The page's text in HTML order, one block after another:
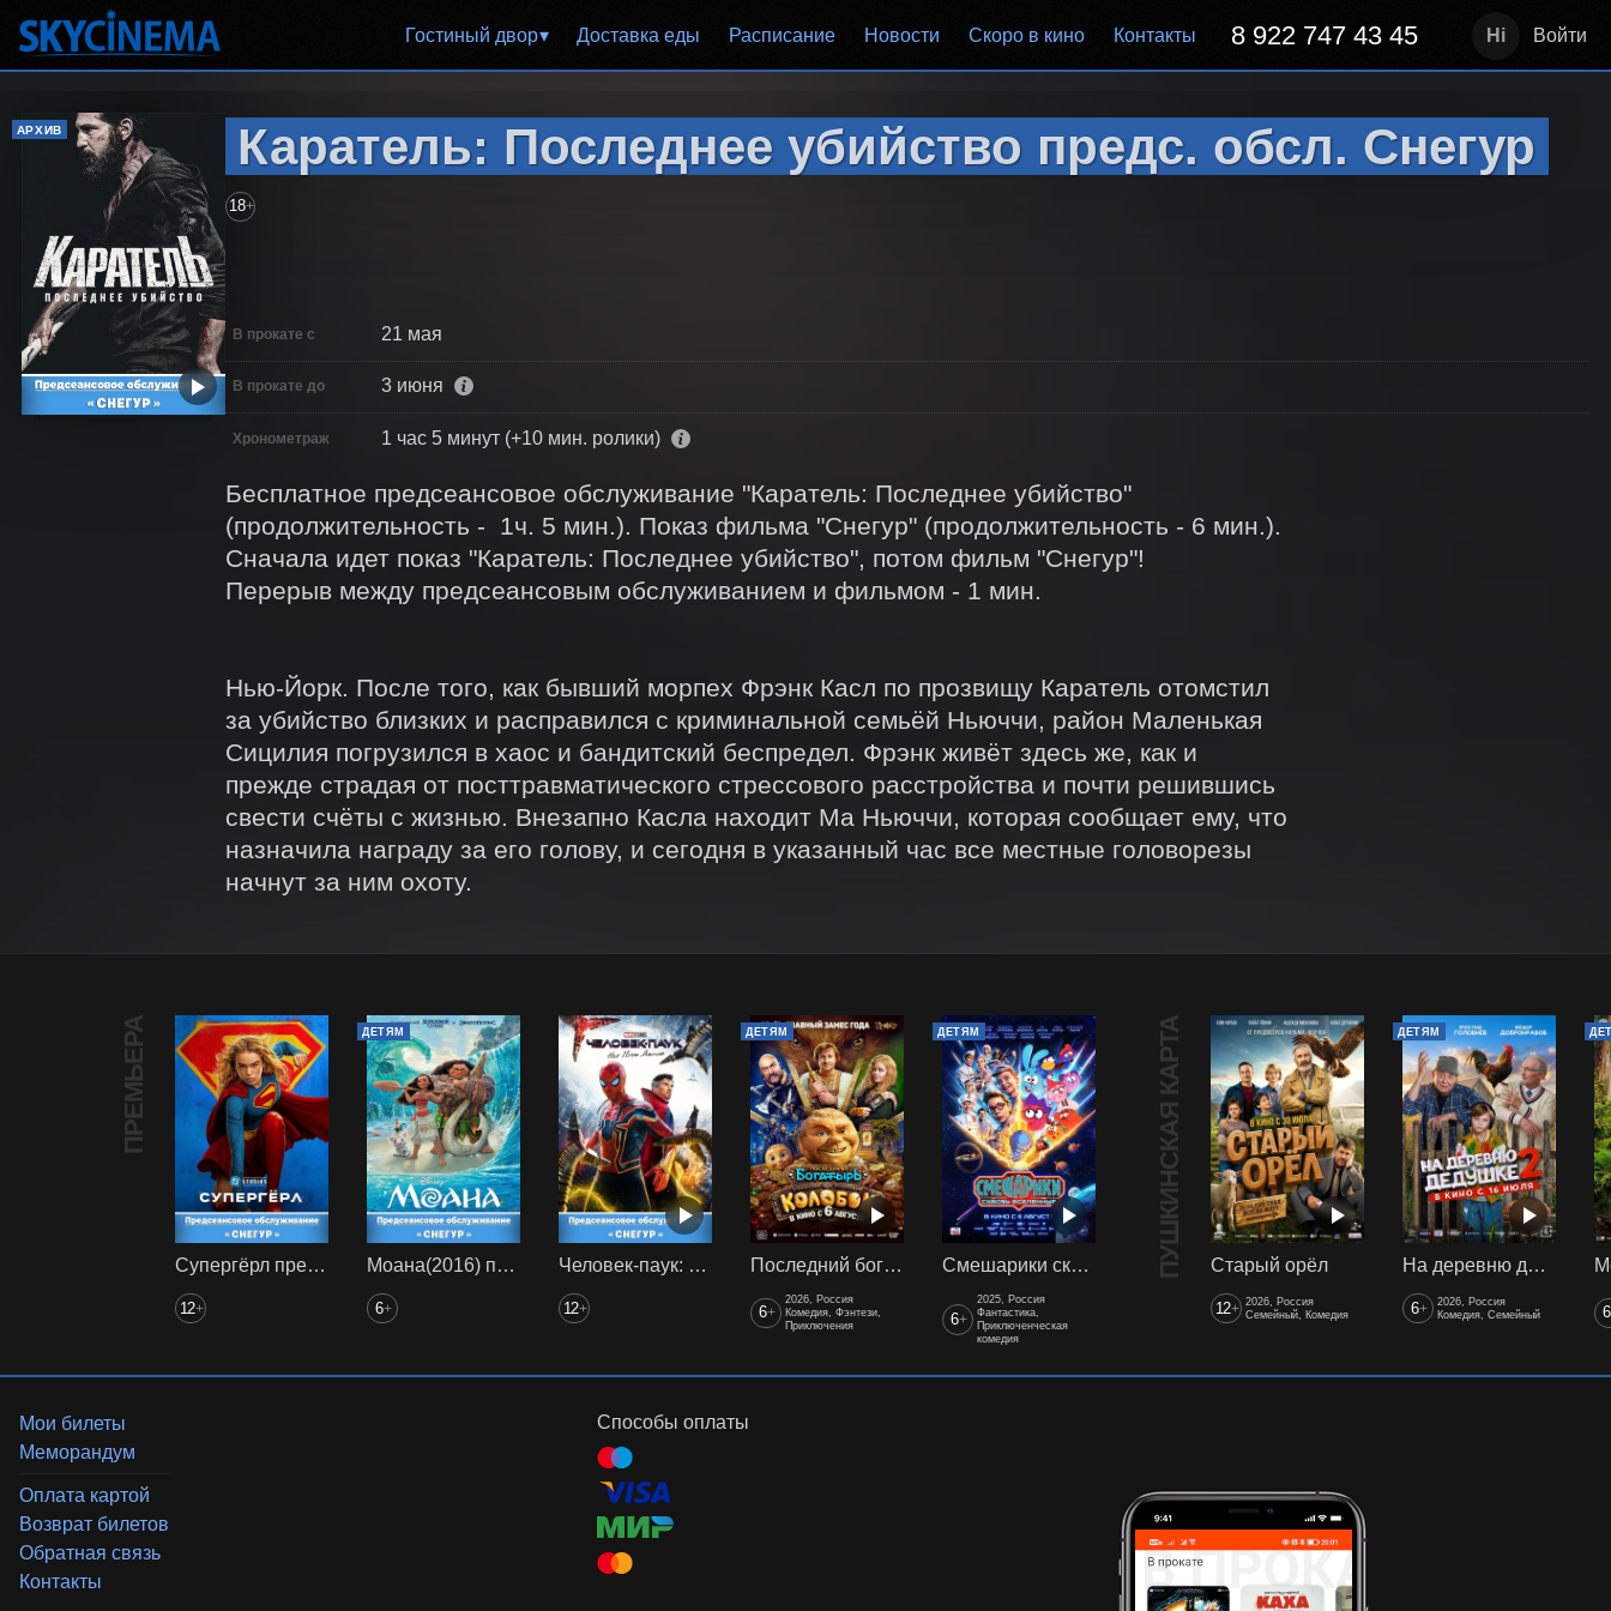
Гостиный двор Доставка еды Расписание Новости Скоро в кино Контакты 8 922 747 43 45 Войти
АРХИВ Каратель: Последнее убийство предс. обсл. Снегур
18+
В прокате с 21 мая
В прокате до 3 июня
Хронометраж 1 час 5 минут (+10 мин. ролики)
Бесплатное предсеансовое обслуживание "Каратель: Последнее убийство"
(продолжительность -  1ч. 5 мин.). Показ фильма "Снегур" (продолжительность - 6 мин.).
Сначала идет показ "Каратель: Последнее убийство", потом фильм "Снегур"!
Перерыв между предсеансовым обслуживанием и фильмом - 1 мин.
Нью-Йорк. После того, как бывший морпех Фрэнк Касл по прозвищу Каратель отомстил
за убийство близких и расправился с криминальной семьёй Ньюччи, район Маленькая
Сицилия погрузился в хаос и бандитский беспредел. Фрэнк живёт здесь же, как и
прежде страдая от посттравматического стрессового расстройства и почти решившись
свести счёты с жизнью. Внезапно Касла находит Ма Ньюччи, которая сообщает ему, что
назначила награду за его голову, и сегодня в указанный час все местные головорезы
начнут за ним охоту.
ПРЕМЬЕРА
Супергёрл предс. обсл. Снегур
12+
ДЕТЯМ
Моана(2016) предс. обсл. Снегур
6+
Человек-паук: Нет пути домой(2021) предс. обсл. Снегур
12+
ДЕТЯМ
Последний богатырь. Колобок
6+
2026, Россия
Комедия, Фэнтези,
Приключения
ДЕТЯМ
Смешарики сквозь вселенные
6+
2025, Россия
Фантастика,
Приключенческая
комедия
ПУШКИНСКАЯ КАРТА Старый орёл
12+ 2026, Россия
Семейный, Комедия
ДЕТЯМ
На деревню дедушке 2
6+
2026, Россия
Комедия, Семейный
6
Мои билеты
Меморандум
Оплата картой
Возврат билетов
Обратная связь
Контакты
Способы оплаты